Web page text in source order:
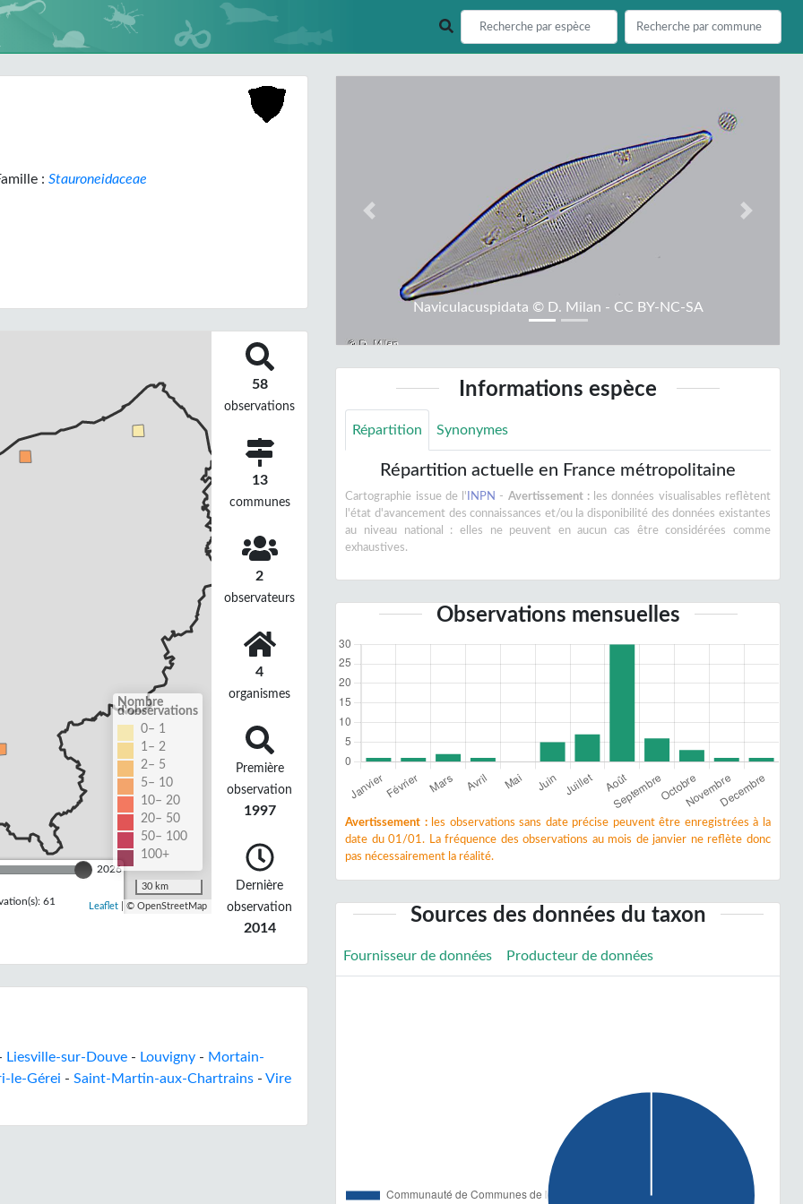
: Stauroneidaceae
2026
61
Nombre
d'observations
0– 1
1– 2
2– 5
5– 10
10– 20
20– 50
50– 100
100+
30 km
Leaflet| © OpenStreetMap
58
observations
13
communes
2
observateurs
4
organismes
Première
observation
1997
Dernière
observation
2014
Liesville-sur-Douve - Louvigny - Mortain-
le-Gérei - Saint-Martin-aux-Chartrains - Vire
Naviculacuspidata © D. Milan - CC BY-NC-SA
Previous Next
Informations espèce
Répartition Synonymes
Répartition actuelle en France métropolitaine
Cartographie issue de l' INPN - Avertissement :les données visualisables reflètent
l'état d'avancement des connaissances et/ou la disponibilité des données existantes
au niveau national : elles ne peuvent en aucun cas être considérées comme
exhaustives.
Observations mensuelles
Avertissement :les observations sans date précise peuvent être enregistrées à la
date du 01/01. La fréquence des observations au mois de janvier ne reflète donc
pas nécessairement la réalité.
Sources des données du taxon
Fournisseur de données Producteur de données